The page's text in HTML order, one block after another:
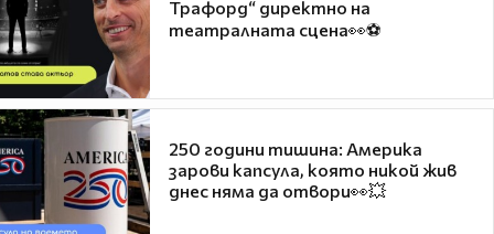
Трафорд“ директно на
театралната сцена👀⚽
250 години тишина: Америка
зарови капсула, която никой жив
днес няма да отвори👀💥